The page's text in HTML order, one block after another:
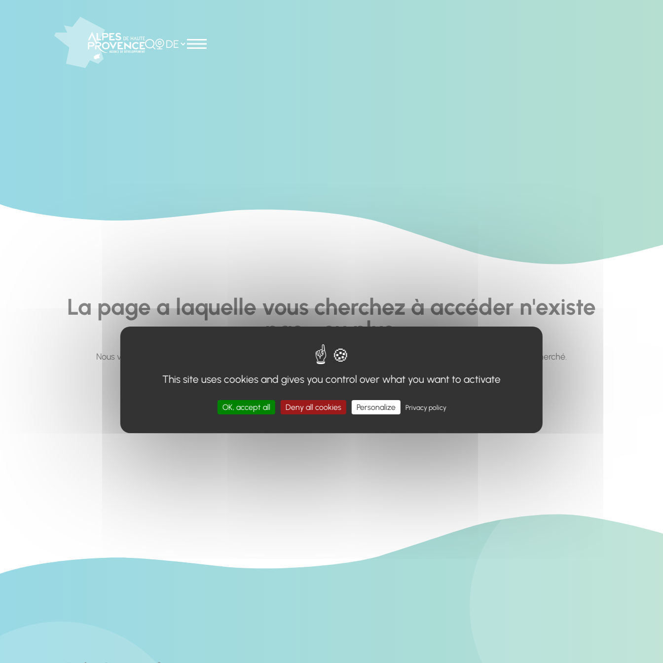
Rechercher
Choisir la langue
La page a laquelle vous cherchez à accéder n'existe
pas... ou plus.
Nous vous invitons à utiliser le moteur de recherche en haut de page, ou à utiliser le menu pour trouver le contenu recherché.
Retour à l'accueil
This site uses cookies and gives you control over what you want to activate
OK, accept all Deny all cookies Personalize Privacy policy